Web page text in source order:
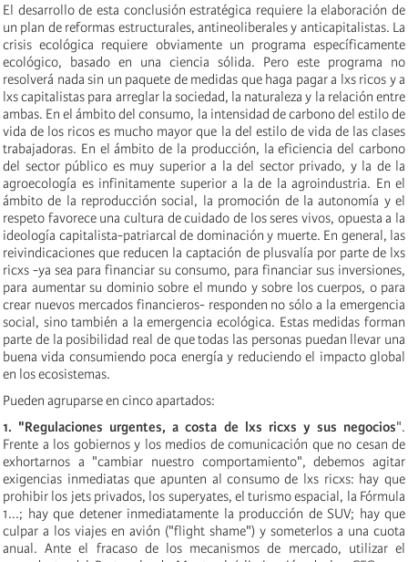
El desarrollo de esta conclusión estratégica requiere la elaboración de
un plan de reformas estructurales, antineoliberales y anticapitalistas. La
crisis ecológica requiere obviamente un programa específicamente
ecológico, basado en una ciencia sólida. Pero este programa no
resolverá nada sin un paquete de medidas que haga pagar a lxs ricos y a
lxs capitalistas para arreglar la sociedad, la naturaleza y la relación entre
ambas. En el ámbito del consumo, la intensidad de carbono del estilo de
vida de los ricos es mucho mayor que la del estilo de vida de las clases
trabajadoras. En el ámbito de la producción, la eficiencia del carbono
del sector público es muy superior a la del sector privado, y la de la
agroecología es infinitamente superior a la de la agroindustria. En el
ámbito de la reproducción social, la promoción de la autonomía y el
respeto favorece una cultura de cuidado de los seres vivos, opuesta a la
ideología capitalista-patriarcal de dominación y muerte. En general, las
reivindicaciones que reducen la captación de plusvalía por parte de lxs
ricxs -ya sea para financiar su consumo, para financiar sus inversiones,
para aumentar su dominio sobre el mundo y sobre los cuerpos, o para
crear nuevos mercados financieros- responden no sólo a la emergencia
social, sino también a la emergencia ecológica. Estas medidas forman
parte de la posibilidad real de que todas las personas puedan llevar una
buena vida consumiendo poca energía y reduciendo el impacto global
en los ecosistemas.
Pueden agruparse en cinco apartados:
1. "Regulaciones urgentes, a costa de lxs ricxs y sus negocios".
Frente a los gobiernos y los medios de comunicación que no cesan de
exhortarnos a "cambiar nuestro comportamiento", debemos agitar
exigencias inmediatas que apunten al consumo de lxs ricxs: hay que
prohibir los jets privados, los superyates, el turismo espacial, la Fórmula
1...; hay que detener inmediatamente la producción de SUV; hay que
culpar a los viajes en avión ("flight shame") y someterlos a una cuota
anual. Ante el fracaso de los mecanismos de mercado, utilizar el